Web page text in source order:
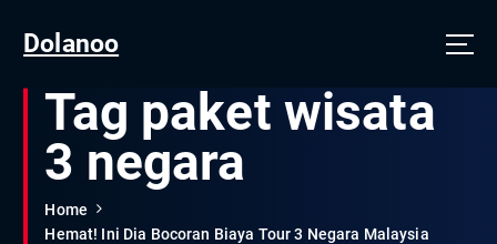
Dolanoo
Tag paket wisata
3 negara
Home
Hemat! Ini Dia Bocoran Biaya Tour 3 Negara Malaysia